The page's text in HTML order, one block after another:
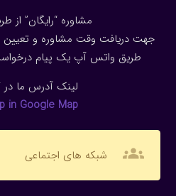
مشاوره “رایگان”
جهت دریافت وقت مشاوره و تعیین
طریق واتس آپ یک پیام
لینک آدرس ما
in Google Map
groups شبکه های اجتماعی